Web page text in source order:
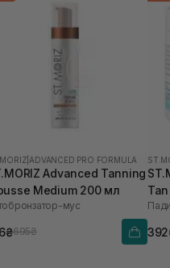
ADVANCED PRO FORMULA
Advanced Tanning
Medium 200 мл
мус
695₴